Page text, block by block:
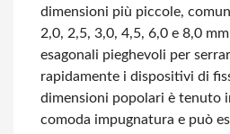
dimensioni più piccole,
2,0, 2,5, 3,0, 4,5, 6,0 e 8,0 mm
esagonali pieghevoli per
rapidamente i dispositivi di
dimensioni popolari è tenuto
comoda impugnatura e può